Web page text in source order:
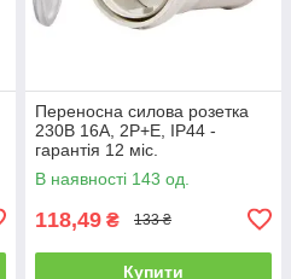
Переносна силова розетка
230В 16А, 2P+E, IP44 -
гарантія 12 міс.
В наявності 143 од.
118,49 ₴ 133 ₴
Купити